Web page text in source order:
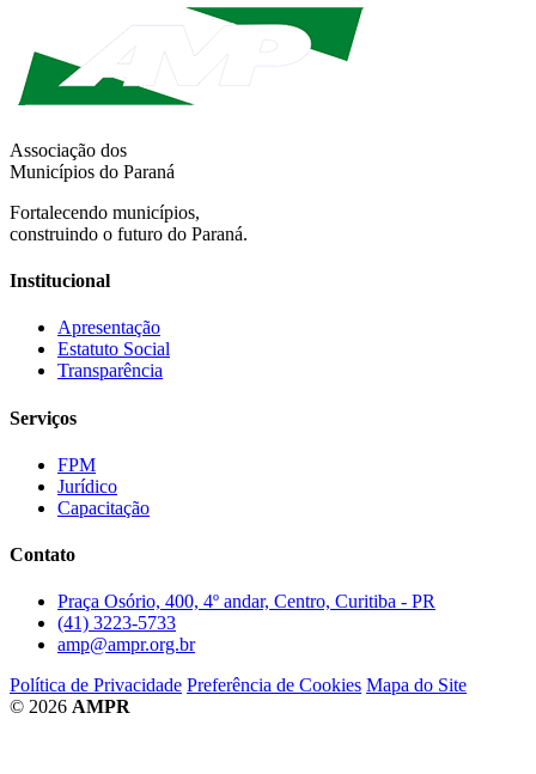
Associação dos
Municípios do Paraná
Fortalecendo municípios,
construindo o futuro do Paraná.
Institucional
Apresentação
Estatuto Social
Transparência
Serviços
FPM
Jurídico
Capacitação
Contato
Praça Osório, 400, 4º andar, Centro, Curitiba - PR
(41) 3223-5733
amp@ampr.org.br
Política de Privacidade Preferência de Cookies Mapa do Site
© 2026 AMPR